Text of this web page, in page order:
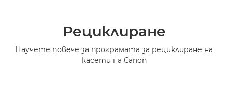
Рециклиране
Научете повече за програмата за рециклиране на
касети на Canon